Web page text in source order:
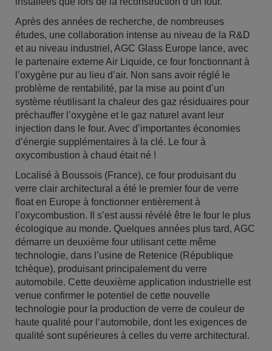
Après des années de recherche, de nombreuses
études, une collaboration intense au niveau de la R&D
et au niveau industriel, AGC Glass Europe lance, avec
le partenaire externe Air Liquide, ce four fonctionnant à
l’oxygène pur au lieu d’air. Non sans avoir réglé le
problème de rentabilité, par la mise au point d’un
système réutilisant la chaleur des gaz résiduaires pour
préchauffer l’oxygène et le gaz naturel avant leur
injection dans le four. Avec d’importantes économies
d’énergie supplémentaires à la clé. Le four à
oxycombustion à chaud était né !
Localisé à Boussois (France), ce four produisant du
verre clair architectural a été le premier four de verre
float en Europe à fonctionner entièrement à
l’oxycombustion. Il s’est aussi révélé être le four le plus
écologique au monde. Quelques années plus tard, AGC
démarre un deuxième four utilisant cette même
technologie, dans l’usine de Retenice (République
tchèque), produisant principalement du verre
automobile. Cette deuxième application industrielle est
venue confirmer le potentiel de cette nouvelle
technologie pour la production de verre de couleur de
haute qualité pour l’automobile, dont les exigences de
qualité sont supérieures à celles du verre architectural.